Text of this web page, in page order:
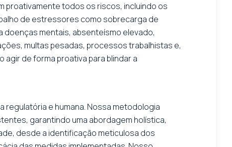
proativamente todos os riscos, incluindo os
de estressores como sobrecarga de
mentais, absenteísmo elevado,
multas pesadas, processos trabalhistas e,
de forma proativa para blindar a
regulatória e humana. Nossa metodologia
garantindo uma abordagem holística,
desde a identificação meticulosa dos